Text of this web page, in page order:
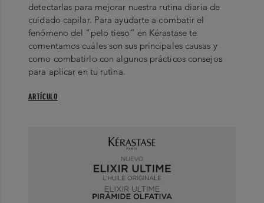
detectarlas para mejorar nuestra rutina diaria de
cuidado capilar. Para ayudarte a combatir el
fenómeno del “pelo tieso” en Kérastase te
comentamos cuáles son sus principales causas y
como combatirlo con algunos prácticos consejos
para aplicar en tu rutina.
ARTÍCULO